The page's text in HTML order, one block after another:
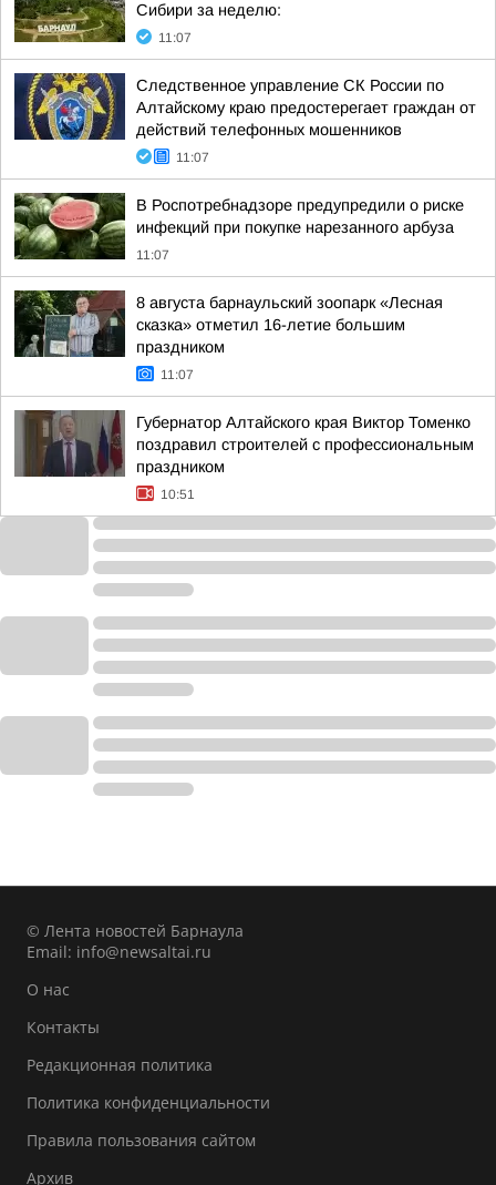
Сибири за неделю:
11:07
Следственное управление СК России по
Алтайскому краю предостерегает граждан от
действий телефонных мошенников
11:07
В Роспотребнадзоре предупредили о риске
инфекций при покупке нарезанного арбуза
11:07
8 августа барнаульский зоопарк «Лесная
сказка» отметил 16-летие большим
праздником
11:07
Губернатор Алтайского края Виктор Томенко
поздравил строителей с профессиональным
праздником
10:51
© Лента новостей Барнаула
Email: info@newsaltai.ru
О нас
Контакты
Редакционная политика
Политика конфиденциальности
Правила пользования сайтом
Архив